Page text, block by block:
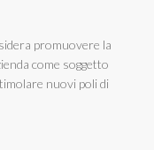
promuovere la
come soggetto
nuovi poli di